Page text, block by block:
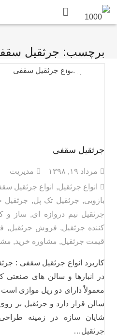
برچسب: جرثقیل
جرثقیل سقفی
مرداد ۱۹, ۱۳۹۸
مدیریت
انواع جرثقیل, انواع جرثقیل
بازویی, جرثقیل تک پل,
جرثقیل نيم دروازه ای, ساز و
کننده جرثقیل, فروش جرثقیل,
قیمت جرثقیل, مشاوره خرید,
کاربرد انواع جرثقیل سقفی :
در انبارها و سالن‌ های صنعتی
معمولاً دارای دو ریل موازی
سالن قرار دارد و جرثقیل بر
شایان سازه در زمینه
جرثقیل…